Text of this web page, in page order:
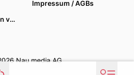
Impressum / AGBs
Datenschutzoptionen verwalten
Nau media AG